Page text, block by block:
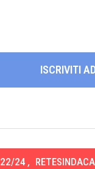
ISCRIVITI
24 ,